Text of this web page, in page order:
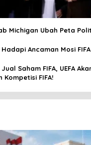
Michigan Ubah Peta
Ancaman Mosi FIFA
Saham FIFA, UEFA
Kompetisi FIFA!